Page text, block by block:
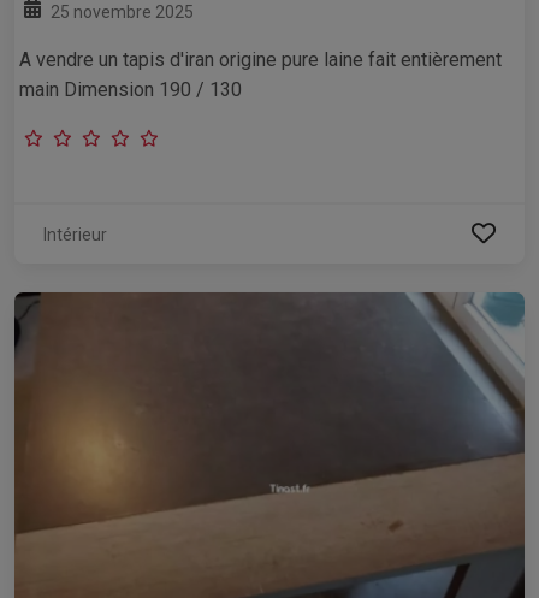
25 novembre 2025
A vendre un tapis d'iran origine pure laine fait entièrement
main Dimension 190 / 130
Intérieur